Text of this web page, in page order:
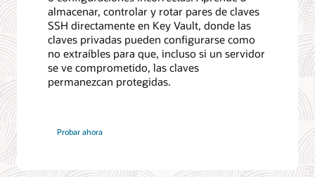
almacenar, controlar y rotar pares de claves
SSH directamente en Key Vault, donde las
claves privadas pueden configurarse como
no extraíbles para que, incluso si un servidor
se ve comprometido, las claves
permanezcan protegidas.
Probar ahora